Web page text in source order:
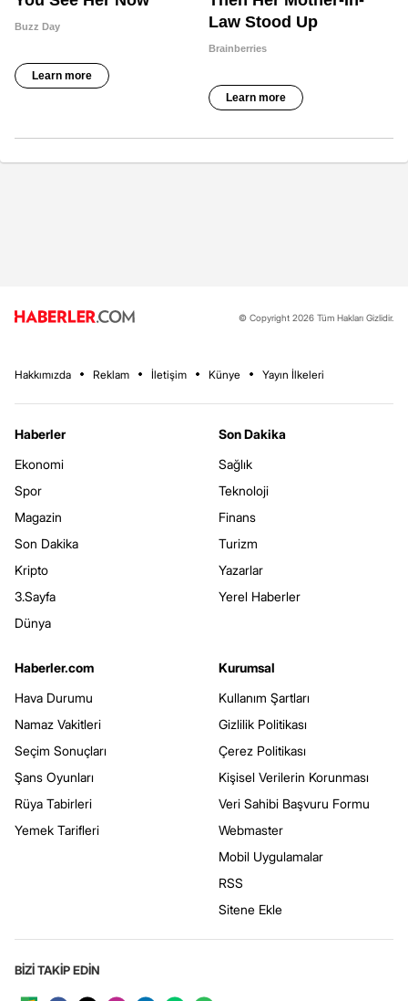
© Copyright 2026 Tüm Hakları Gizlidir.
Hakkımızda Reklam İletişim Künye Yayın İlkeleri
Haberler
Ekonomi
Spor
Magazin
Son Dakika
Kripto
3.Sayfa
Dünya
Son Dakika
Sağlık
Teknoloji
Finans
Turizm
Yazarlar
Yerel Haberler
Haberler.com
Hava Durumu
Namaz Vakitleri
Seçim Sonuçları
Şans Oyunları
Rüya Tabirleri
Yemek Tarifleri
Kurumsal
Kullanım Şartları
Gizlilik Politikası
Çerez Politikası
Kişisel Verilerin Korunması
Veri Sahibi Başvuru Formu
Webmaster
Mobil Uygulamalar
RSS
Sitene Ekle
BİZİ TAKİP EDİN